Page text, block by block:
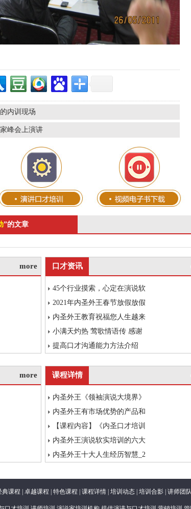
内训现场
峰会上演讲
”的文章
more 口才资讯
45个行业摸索，心定在演说软
2021年内圣外王春节放假放假
内圣外王教育祝福您人生越来
小满天灼热 莺歌情语传 感谢
提高口才沟通能力方法介绍
more 课程详情
内圣外王《领袖演说大境界》
内圣外王有市场优势的产品和
【课程内容】《内圣口才培训
内圣外王演说软实培训的六大
内圣外王十大人生经历智慧_2
典课程 卓越课程 特色课程 课程详情 培训动态 培训合影 讲师团队